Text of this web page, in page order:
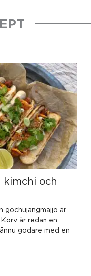
kimchi och
gochujangmajjo är
är redan en
godare med en
SidaSida